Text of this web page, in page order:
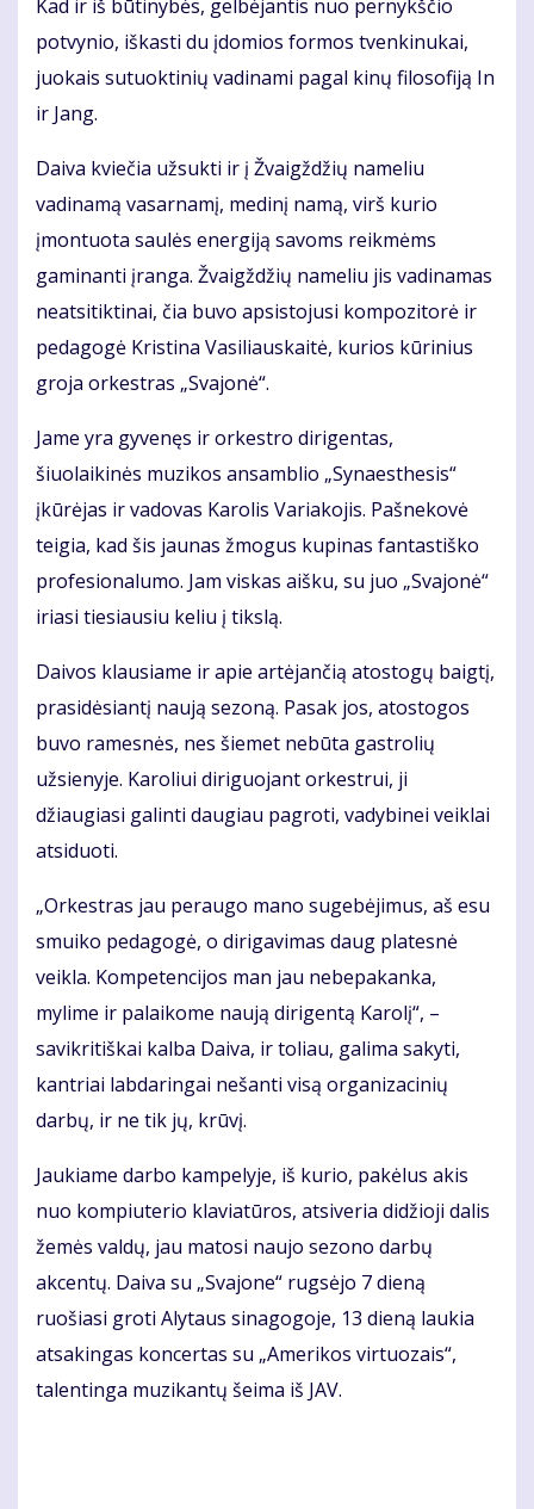
Kad ir iš būtinybės, gelbėjantis nuo pernykščio
potvynio, iškasti du įdomios formos tvenkinukai,
juokais sutuoktinių vadinami pagal kinų filosofiją In
ir Jang.
Daiva kviečia užsukti ir į Žvaigždžių nameliu
vadinamą vasarnamį, medinį namą, virš kurio
įmontuota saulės energiją savoms reikmėms
gaminanti įranga. Žvaigždžių nameliu jis vadinamas
neatsitiktinai, čia buvo apsistojusi kompozitorė ir
pedagogė Kristina Vasiliauskaitė, kurios kūrinius
groja orkestras „Svajonė“.
Jame yra gyvenęs ir orkestro dirigentas,
šiuolaikinės muzikos ansamblio „Synaesthesis“
įkūrėjas ir vadovas Karolis Variakojis. Pašnekovė
teigia, kad šis jaunas žmogus kupinas fantastiško
profesionalumo. Jam viskas aišku, su juo „Svajonė“
iriasi tiesiausiu keliu į tikslą.
Daivos klausiame ir apie artėjančią atostogų baigtį,
prasidėsiantį naują sezoną. Pasak jos, atostogos
buvo ramesnės, nes šiemet nebūta gastrolių
užsienyje. Karoliui diriguojant orkestrui, ji
džiaugiasi galinti daugiau pagroti, vadybinei veiklai
atsiduoti.
„Orkestras jau peraugo mano sugebėjimus, aš esu
smuiko pedagogė, o dirigavimas daug platesnė
veikla. Kompetencijos man jau nebepakanka,
mylime ir palaikome naują dirigentą Karolį“, –
savikritiškai kalba Daiva, ir toliau, galima sakyti,
kantriai labdaringai nešanti visą organizacinių
darbų, ir ne tik jų, krūvį.
Jaukiame darbo kampelyje, iš kurio, pakėlus akis
nuo kompiuterio klaviatūros, atsiveria didžioji dalis
žemės valdų, jau matosi naujo sezono darbų
akcentų. Daiva su „Svajone“ rugsėjo 7 dieną
ruošiasi groti Alytaus sinagogoje, 13 dieną laukia
atsakingas koncertas su „Amerikos virtuozais“,
talentinga muzikantų šeima iš JAV.